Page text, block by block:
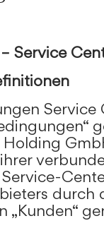
Service
Service
durch
„Kunden“